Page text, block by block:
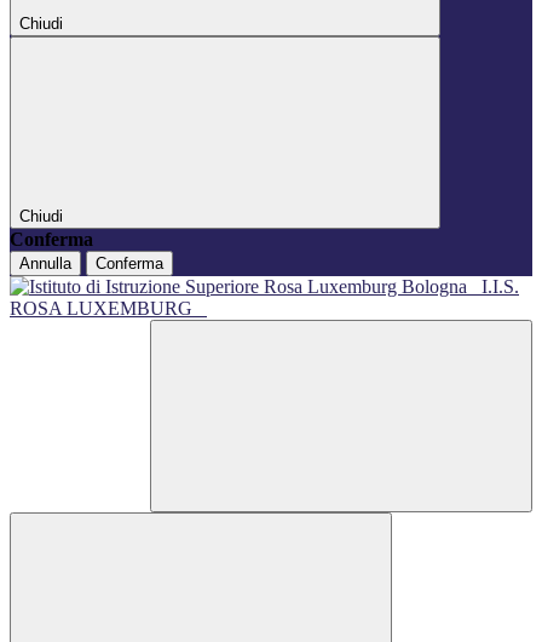
Chiudi
Chiudi
Conferma
Annulla Conferma
I.I.S.
ROSA LUXEMBURG